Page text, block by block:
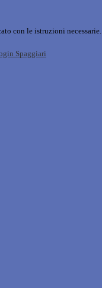
con le istruzioni necessarie.
Spaggiari